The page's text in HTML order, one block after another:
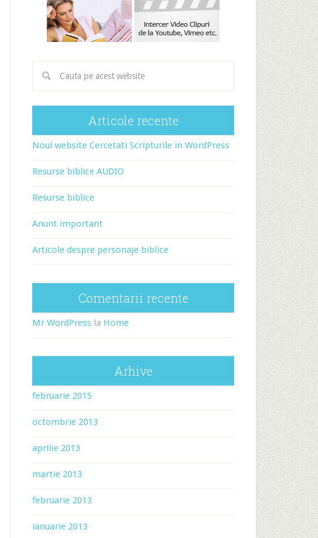
Articole recente
Noul website Cercetati Scripturile in WordPress
Resurse biblice AUDIO
Resurse biblice
Anunt important
Articole despre personaje biblice
Comentarii recente
Mr WordPress la Home
Arhive
februarie 2015
octombrie 2013
aprilie 2013
martie 2013
februarie 2013
ianuarie 2013